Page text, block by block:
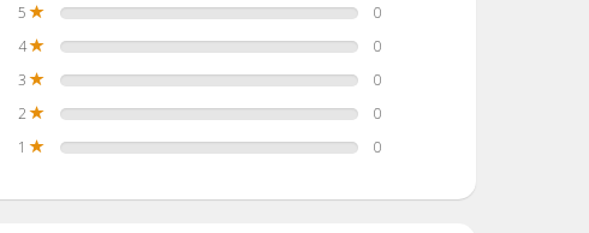
5
0
4
0
3
0
2
0
1
0